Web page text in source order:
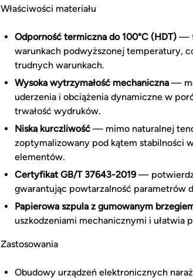
Właściwości materiału
Odporność termiczna do 100°C (HDT) —
warunkach podwyższonej temperatury,
trudnych warunkach.
Wysoka wytrzymałość mechaniczna —
uderzenia i obciążenia dynamiczne w
trwałość wydruków.
Niska kurczliwość — mimo naturalnej
zoptymalizowany pod kątem stabilności
elementów.
Certyfikat GB/T 37643-2019 —
gwarantując powtarzalność parametrów
Papierowa szpula z gumowanym
uszkodzeniami mechanicznymi i ułatwia
Zastosowania
Obudowy urządzeń elektronicznych